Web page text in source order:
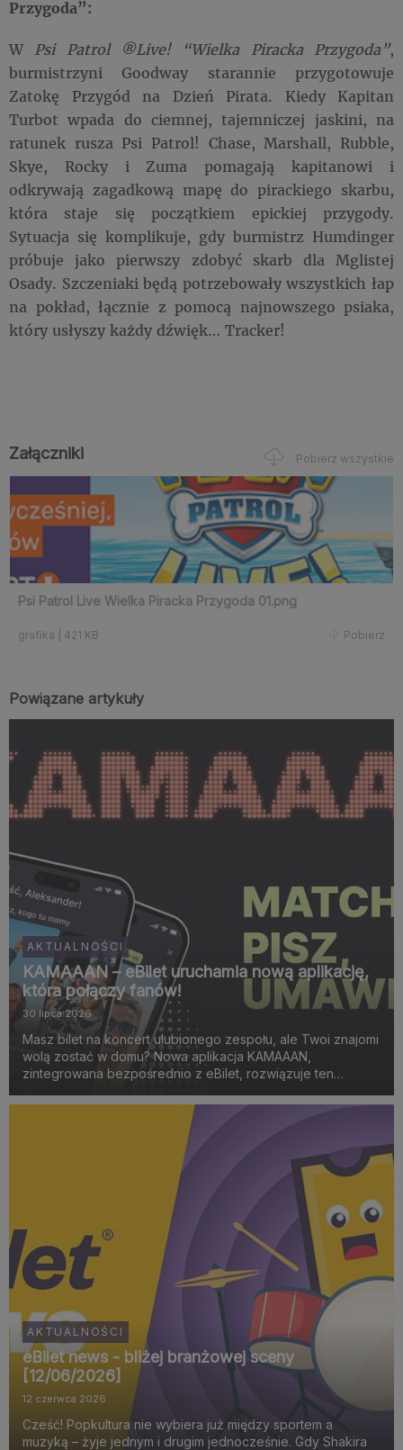
Przygoda”:
W Psi Patrol ®Live! “Wielka Piracka Przygoda”,
burmistrzyni Goodway starannie przygotowuje
Zatokę Przygód na Dzień Pirata. Kiedy Kapitan
Turbot wpada do ciemnej, tajemniczej jaskini, na
ratunek rusza Psi Patrol! Chase, Marshall, Rubble,
Skye, Rocky i Zuma pomagają kapitanowi i
odkrywają zagadkową mapę do pirackiego skarbu,
która staje się początkiem epickiej przygody.
Sytuacja się komplikuje, gdy burmistrz Humdinger
próbuje jako pierwszy zdobyć skarb dla Mglistej
Osady. Szczeniaki będą potrzebowały wszystkich łap
na pokład, łącznie z pomocą najnowszego psiaka,
który usłyszy każdy dźwięk… Tracker!
Załączniki Pobierz wszystkie
Psi Patrol Live Wielka Piracka Przygoda 01.png
grafika 421 KB Pobierz
Powiązane artykuły
AKTUALNOŚCI
KAMAAAN – eBilet uruchamia nową aplikację,
która połączy fanów!
30 lipca 2026
Masz bilet na koncert ulubionego zespołu, ale Twoi znajomi
wolą zostać w domu? Nowa aplikacja KAMAAAN,
zintegrowana bezpośrednio z eBilet, rozwiązuje ten
się na to samo wydarzenie muzyczne, sportowe lub
AKTUALNOŚCI
eBilet news - bliżej branżowej sceny
[12/06/2026]
12 czerwca 2026
Cześć! Popkultura nie wybiera już między sportem a
muzyką – żyje jednym i drugim jednocześnie. Gdy Shakira